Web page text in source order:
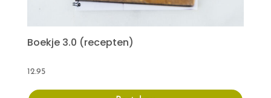
Boekje 3.0 (recepten)
12.95